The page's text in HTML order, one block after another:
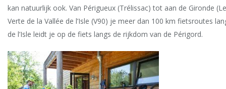
kan natuurlijk ook. Van Périgueux (Trélissac) tot aan de Gironde
Verte de la Vallée de l’Isle (V90) je meer dan 100 km fietsroutes
de l’Isle leidt je op de fiets langs de rijkdom van de Périgord.